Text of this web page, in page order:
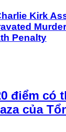
Kirk
Penalty
điểm có
của